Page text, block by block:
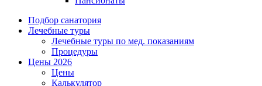
Подбор санатория
Лечебные туры
Лечебные туры по мед. показаниям
Процедуры
Цены 2026
Цены
Калькулятор